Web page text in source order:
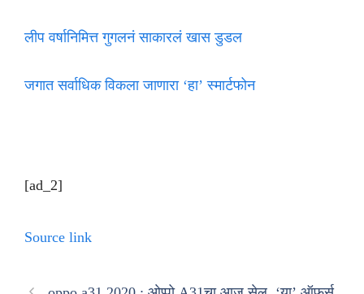
लीप वर्षानिमित्त गुगलनं साकारलं खास डुडल
जगात सर्वाधिक विकला जाणारा ‘हा’ स्मार्टफोन
[ad_2]
Source link